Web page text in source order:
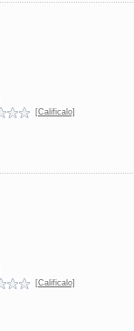
[Calificalo]
[Calificalo]